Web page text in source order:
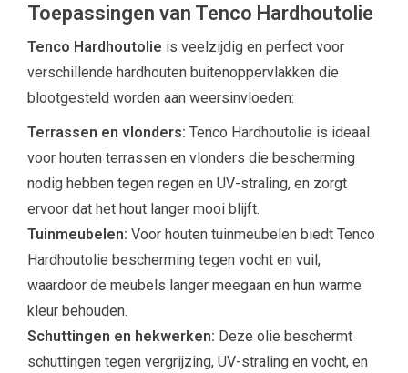
Toepassingen van Tenco Hardhoutolie
Tenco Hardhoutolie is veelzijdig en perfect voor
verschillende hardhouten buitenoppervlakken die
blootgesteld worden aan weersinvloeden:
Terrassen en vlonders: Tenco Hardhoutolie is ideaal
voor houten terrassen en vlonders die bescherming
nodig hebben tegen regen en UV-straling, en zorgt
ervoor dat het hout langer mooi blijft.
Tuinmeubelen: Voor houten tuinmeubelen biedt Tenco
Hardhoutolie bescherming tegen vocht en vuil,
waardoor de meubels langer meegaan en hun warme
kleur behouden.
Schuttingen en hekwerken: Deze olie beschermt
schuttingen tegen vergrijzing, UV-straling en vocht, en